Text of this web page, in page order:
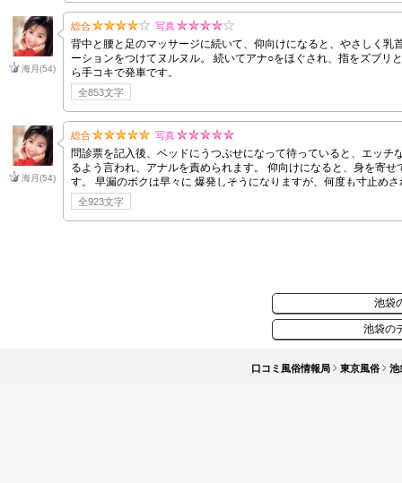
海月(54)
総合 写真
背中と腰と足のマッサージに続いて、仰向けになると、やさしく
ーションをつけてヌルヌル。 続いてアナ○をほぐされ、指をズブリと挿入されました。 「前立腺、好きなの」とおっしゃってました。 最後は何回も寸止めされなが
ら手コキで発車です。
全853文字
海月(54)
総合 写真
問診票を記入後、ベッドにうつぷせになって待っていると、エッ
るよう言われ、アナルを責められます。 仰向けになると、身を寄
す。 早漏のボクは早々に 爆発しそうになりますが、何度も寸止め
た。
全923文字
池袋
池袋の
口コミ風俗情報局 東京風俗 池